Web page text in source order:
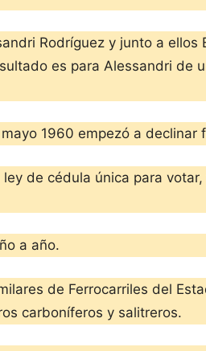
Rodríguez y junto a ellos
es para Alessandri de
1960 empezó a declinar
de cédula única para
a año.
de Ferrocarriles del
carboníferos y salitreros.